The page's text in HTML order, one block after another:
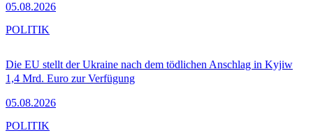
05.08.2026
Die EU stellt der Ukraine nach dem tödlichen Anschlag in Kyjiw
1,4 Mrd. Euro zur Verfügung
05.08.2026
POLITIK
POLITIK